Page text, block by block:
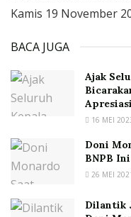
Kamis 19 November
BACA JUGA
Ajak
16 MEI
Doni
BNPB
26 MEI
Dilantik